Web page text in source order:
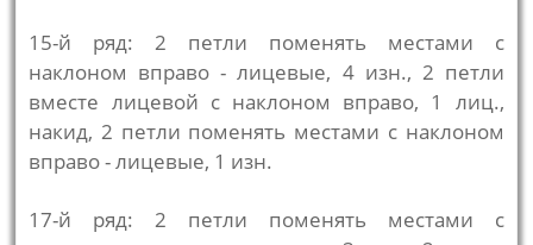
15-й ряд: 2 петли поменять местами с
наклоном вправо - лицевые, 4 изн., 2 петли
вместе лицевой с наклоном вправо, 1 лиц.,
накид, 2 петли поменять местами с наклоном
вправо - лицевые, 1 изн.
17-й ряд: 2 петли поменять местами с